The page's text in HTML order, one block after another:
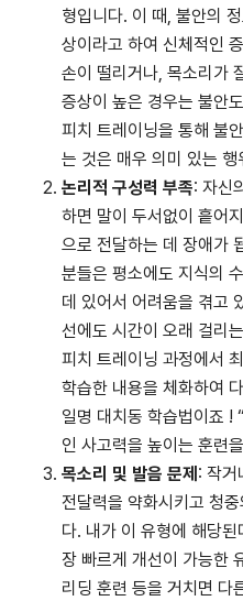
형입니다. 이 때, 불안의
상이라고 하여 신체적인
손이 떨리거나, 목소리가
증상이 높은 경우는 불안
피치 트레이닝을 통해 불
는 것은 매우 의미 있는 행
논리적 구성력 부족: 자신
하면 말이 두서없이 흩어
으로 전달하는 데 장애가
분들은 평소에도 지식의
데 있어서 어려움을 겪고
선에도 시간이 오래 걸리
피치 트레이닝 과정에서
학습한 내용을 체화하여
일명 대치동 학습법이죠 !
인 사고력을 높이는 훈련
목소리 및 발음 문제 : 작거
전달력을 약화시키고 청
다. 내가 이 유형에 해당
장 빠르게 개선이 가능한
리딩 훈련 등을 거치면 다